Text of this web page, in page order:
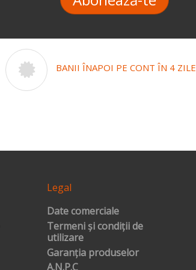
BANII ÎNAPOI PE CONT ÎN 4 ZILE
Legal
Date comerciale
Termeni și condiții de
utilizare
Garanția produselor
A.N.P.C